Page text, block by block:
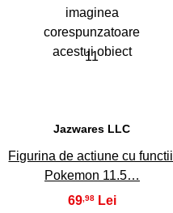
11
Jazwares LLC
Figurina de actiune cu functii
Pokemon 11.5…
69,98